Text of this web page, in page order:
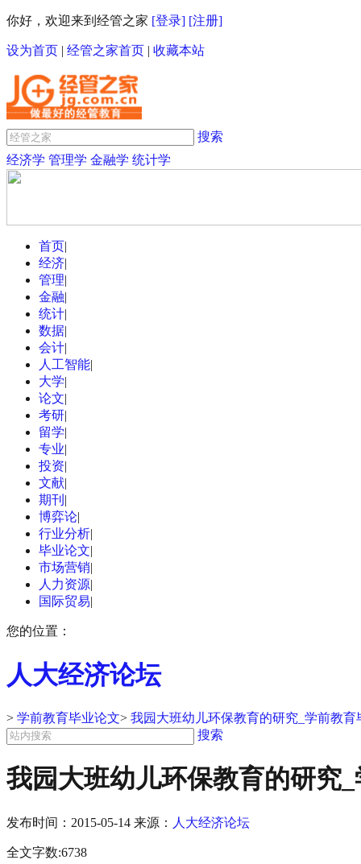
你好，欢迎来到经管之家 [登录] [注册]
设为首页 | 经管之家首页 | 收藏本站
搜索
经济学 管理学 金融学 统计学
首页|
经济|
管理|
金融|
统计|
数据|
会计|
人工智能|
大学|
论文|
考研|
留学|
专业|
投资|
文献|
期刊 |
博弈论|
行业分析|
毕业论文|
市场营销|
人力资源|
国际贸易|
您的位置：
人大经济论坛
> 学前教育毕业论文> 我园大班幼儿环保教育的研究_学前教育
搜索
我园大班幼儿环保教育的研究
发布时间： 2015-05-14 来源： 人大经济论坛
全文字数:6738